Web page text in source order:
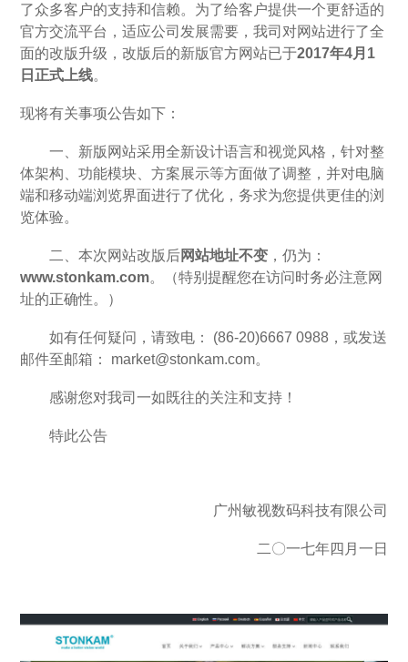
了众多客户的支持和信赖。为了给客户提供一个更舒适的
官方交流平台，适应公司发展需要，我司对网站进行了全
面的改版升级，改版后的新版官方网站已于2017年4月1
日正式上线。
现将有关事项公告如下：
一、新版网站采用全新设计语言和视觉风格，针对整
体架构、功能模块、方案展示等方面做了调整，并对电脑
端和移动端浏览界面进行了优化，务求为您提供更佳的浏
览体验。
二、本次网站改版后网站地址不变 ，仍为：
www.stonkam.com。（特别提醒您在访问时务必注意网
址的正确性。）
如有任何疑问，请致电： (86-20)6667 0988，或发送
邮件至邮箱： market@stonkam.com。
感谢您对我司一如既往的关注和支持！
特此公告
广州敏视数码科技有限公司
二〇一七年四月一日